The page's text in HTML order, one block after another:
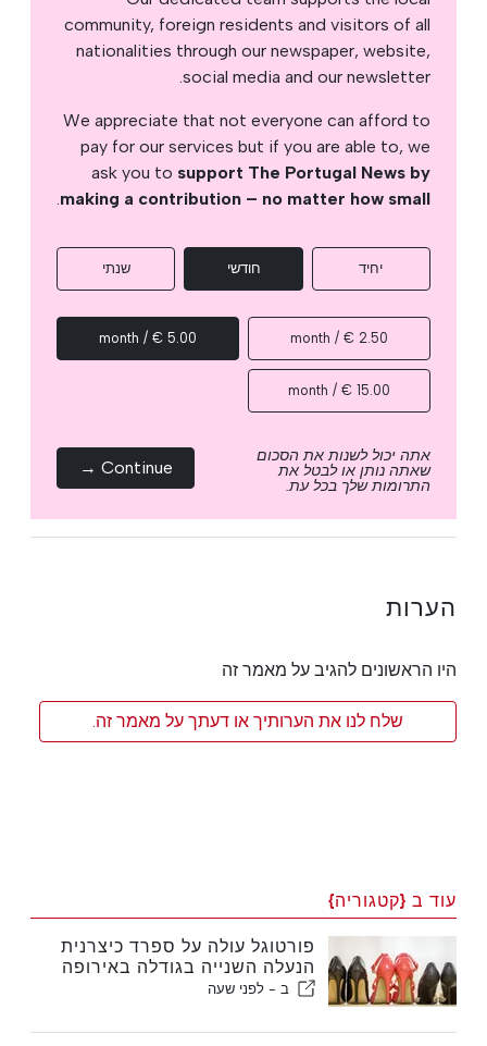
community, foreign residents and visitors of all
nationalities through our newspaper, website,
social media and our newsletter.
We appreciate that not everyone can afford to
pay for our services but if you are able to, we
ask you to support The Portugal News by
making a contribution – no matter how small
.
יחיד חודשי שנתי
2.50 € / month
5.00 € / month
15.00 € / month
אתה יכול לשנות את הסכום
שאתה נותן או לבטל את
התרומות שלך בכל עת.
Continue →
הערות
היו הראשונים להגיב על מאמר זה
שלח לנו את הערותיך או דעתך על מאמר זה.
עוד ב {קטגוריה}
פורטוגל עולה על ספרד כיצרנית
הנעלה השנייה בגודלה באירופה
ב - לפני שעה